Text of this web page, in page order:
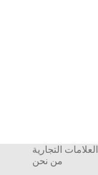
العلامات التجارية
من نحن